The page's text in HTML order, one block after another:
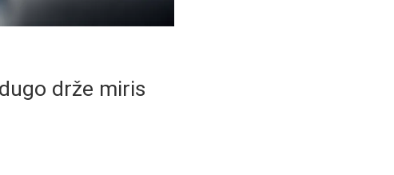
drže miris